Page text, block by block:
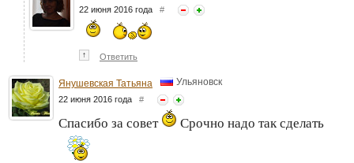
22 июня 2016 года #
↑ Ответить
Янушевская Татьяна Ульяновск
22 июня 2016 года #
Спасибо за совет Срочно надо так сделать